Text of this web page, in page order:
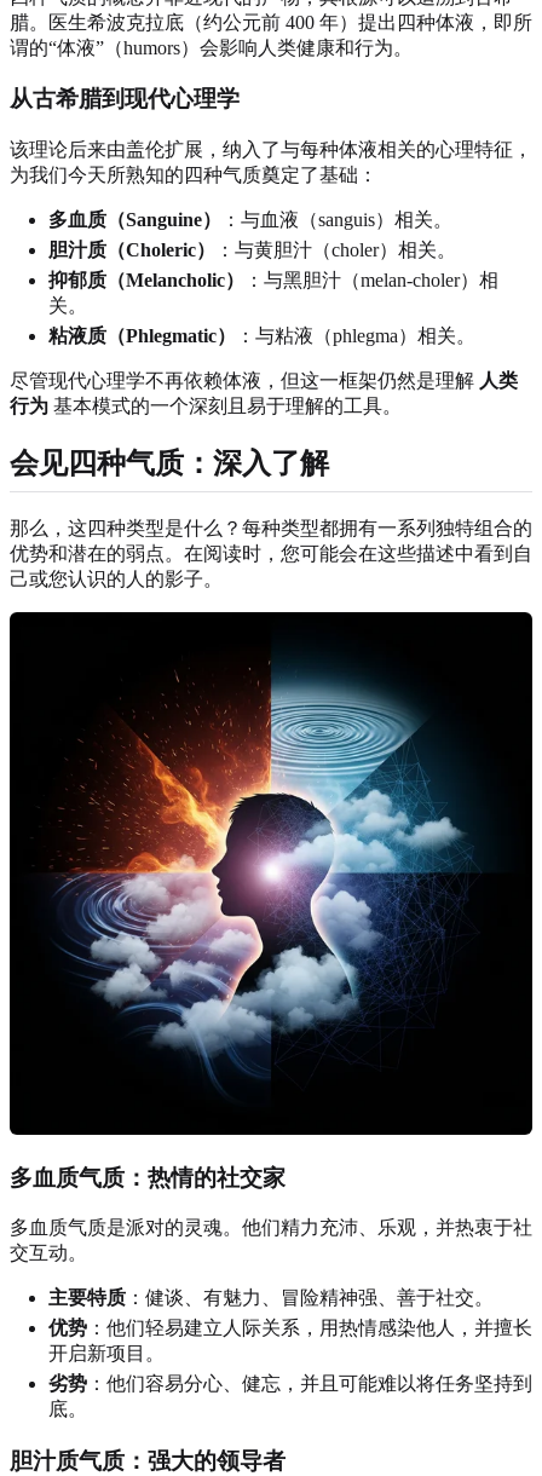
腊。医生希波克拉底（约公元前 400 年）提出四种体液，即所
谓的“体液”（humors）会影响人类健康和行为。
从古希腊到现代心理学
该理论后来由盖伦扩展，纳入了与每种体液相关的心理特征，
为我们今天所熟知的四种气质奠定了基础：
多血质（Sanguine）
：与血液（sanguis）相关。
胆汁质（Choleric）
：与黄胆汁（choler）相关。
抑郁质（Melancholic）
：与黑胆汁（melan-choler）相
关。
粘液质（Phlegmatic）
：与粘液（phlegma）相关。
尽管现代心理学不再依赖体液，但这一框架仍然是理解 人类
行为 基本模式的一个深刻且易于理解的工具。
会见四种气质：深入了解
那么，这四种类型是什么？每种类型都拥有一系列独特组合的
优势和潜在的弱点。在阅读时，您可能会在这些描述中看到自
己或您认识的人的影子。
多血质气质：热情的社交家
多血质气质是派对的灵魂。他们精力充沛、乐观，并热衷于社
交互动。
主要特质 ：健谈、有魅力、冒险精神强、善于社交。
优势 ：他们轻易建立人际关系，用热情感染他人，并擅长
开启新项目。
劣势 ：他们容易分心、健忘，并且可能难以将任务坚持到
底。
胆汁质气质：强大的领导者